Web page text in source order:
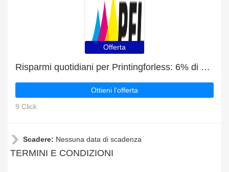
Offerta
Risparmi quotidiani per Printingforless: 6% di sconto, omaggi e altro
Ottieni l'offerta
9 Click
Scadere: Nessuna data di scadenza
TERMINI E CONDIZIONI